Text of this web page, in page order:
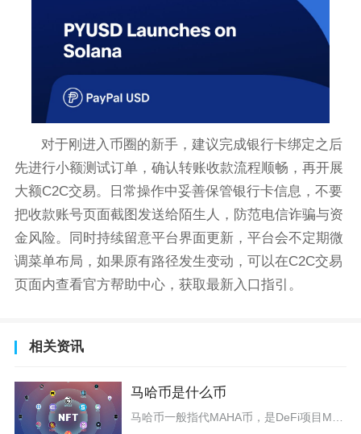
对于刚进入币圈的新手，建议完成银行卡绑定之后
先进行小额测试订单，确认转账收款流程顺畅，再开展
大额C2C交易。日常操作中妥善保管银行卡信息，不要
把收款账号页面截图发送给陌生人，防范电信诈骗与资
金风险。同时持续留意平台界面更新，平台会不定期微
调菜单布局，如果原有路径发生变动，可以在C2C交易
页面内查看官方帮助中心，获取最新入口指引。
相关资讯
马哈币是什么币